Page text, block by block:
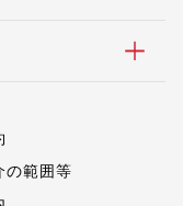
の範囲等